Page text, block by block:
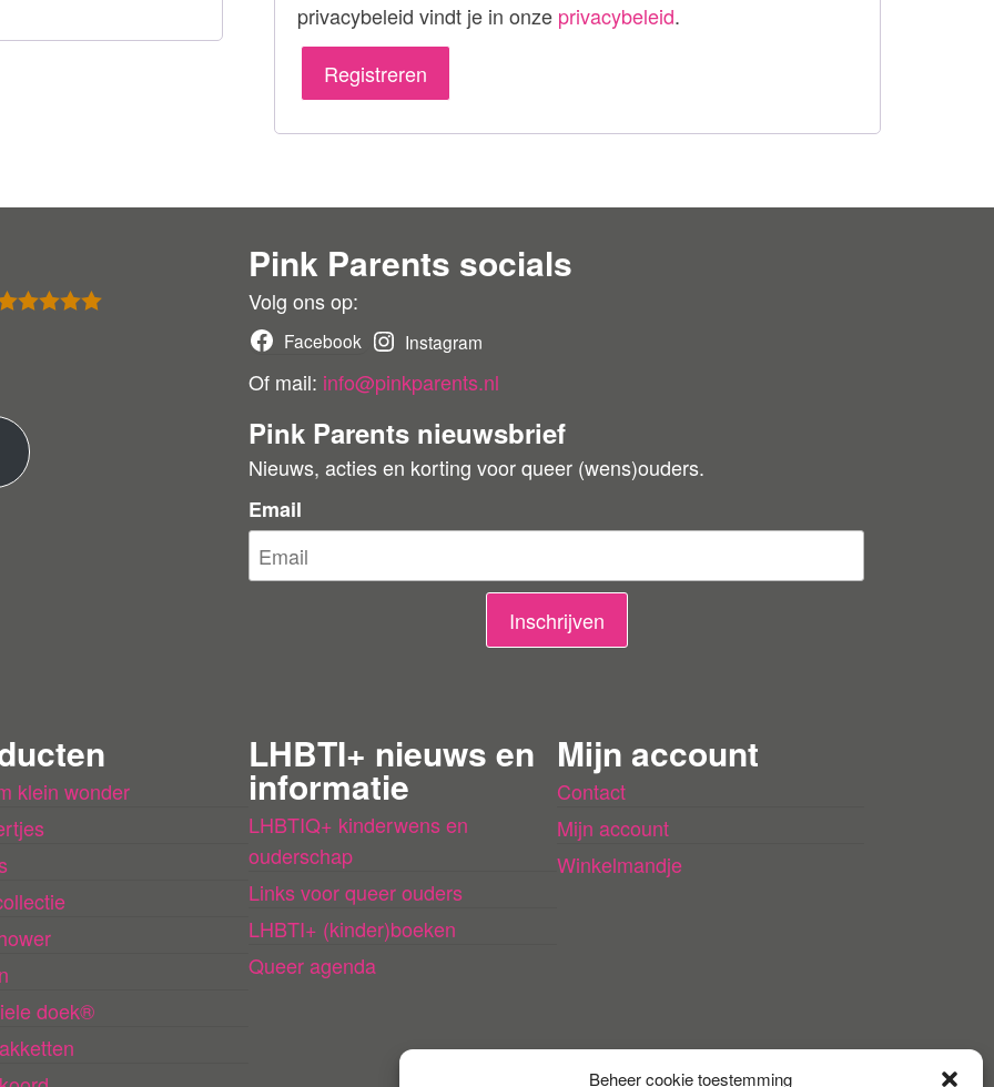
Beheer cookie toestemming
privacybeleid vindt je in onze privacybeleid.
Registreren
Pink Parents socials
Volg ons op:
Facebook Instagram
Of mail: info@pinkparents.nl
Pink Parents nieuwsbrief
Nieuws, acties en korting voor queer (wens)ouders.
Email
Inschrijven
klein wonder
doek®
LHBTI+ nieuws en
informatie
LHBTIQ+ kinderwens en
ouderschap
Links voor queer ouders
LHBTI+ (kinder)boeken
Queer agenda
Mijn account
Contact
Mijn account
Winkelmandje